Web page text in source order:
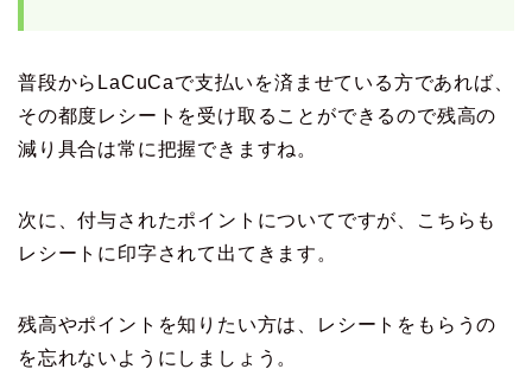
普段からLaCuCaで支払いを済ませている方であれば、
その都度レシートを受け取ることができるので残高の
減り具合は常に把握できますね。
次に、付与されたポイントについてですが、こちらも
レシートに印字されて出てきます。
残高やポイントを知りたい方は、レシートをもらうの
を忘れないようにしましょう。